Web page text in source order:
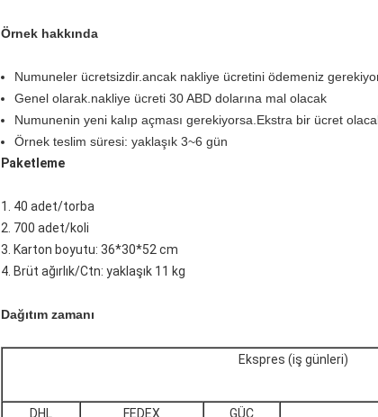
Örnek hakkında
Numuneler ücretsizdir.ancak nakliye ücretini ödemeniz
Genel olarak.nakliye ücreti 30 ABD dolarına mal olacak
Numunenin yeni kalıp açması gerekiyorsa.Ekstra bir ücret
Örnek teslim süresi: yaklaşık 3~6 gün
Paketleme
1. 40 adet/torba
2. 700 adet/koli
3. Karton boyutu: 36*30*52 cm
4. Brüt ağırlık/Ctn: yaklaşık 11 kg
Dağıtım zamanı
Ekspres (iş günleri)
DHL FEDEX
GÜÇ